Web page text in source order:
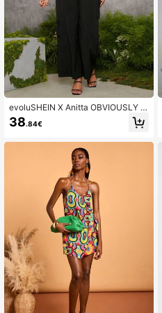
evoluSHEIN X Anitta OBVIOUSLY VI
NTAGE Designer Plus Cargobukser
med hule sider, Ferie, Thanksgiving,
38.84€